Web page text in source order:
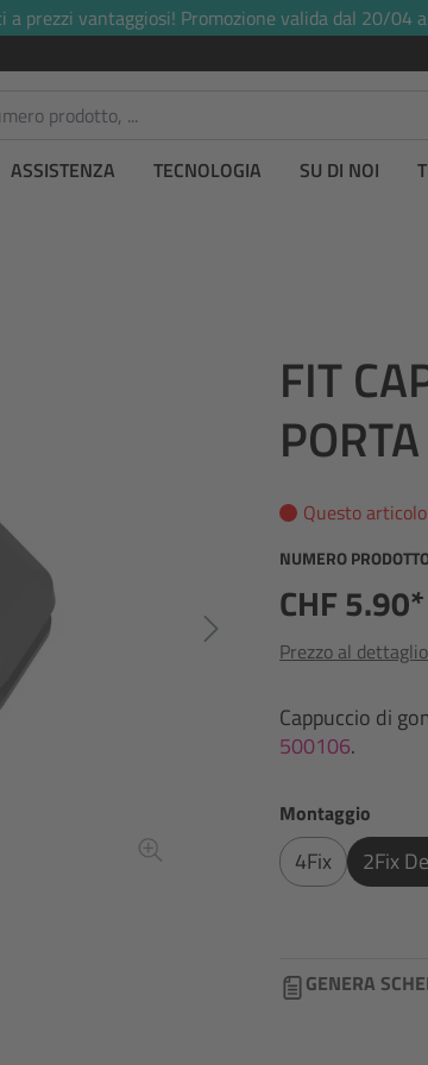
a prezzi vantaggiosi! Promozione valida dal 20/
ASSISTENZA TECNOLOGIA SU DI NOI
FIT
Questo
NUMERO
CHF 5.90*
Prezzo al
Cappuccio di
500106.
Seleziona
Montaggio
4Fix 2Fix
GENERA